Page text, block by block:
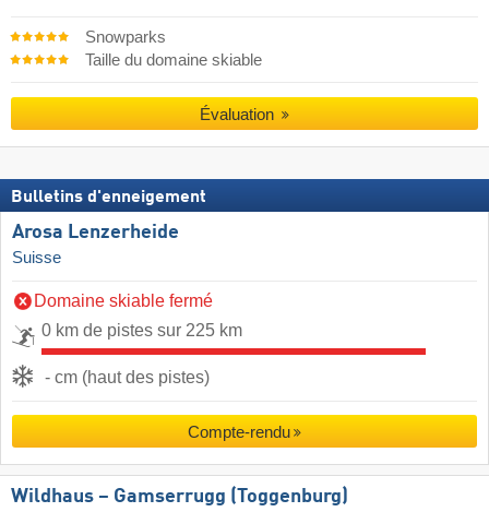
Snowparks
Taille du domaine skiable
Évaluation
Bulletins d'enneigement
Arosa Lenzerheide
Suisse
Domaine skiable fermé
0 km de pistes sur 225 km
- cm (haut des pistes)
Compte-rendu
Wildhaus – Gamserrugg (Toggenburg)